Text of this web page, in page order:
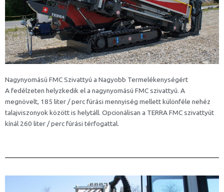
Nagynyomású FMC Szivattyú a Nagyobb Termelékenységért
A fedélzeten helyzkedik el a nagynyomású FMC szivattyú. A
megnövelt, 185 liter / perc fúrási mennyiség mellett különféle nehéz
talajviszonyok között is helytáll. Opcionálisan a TERRA FMC szivattyút
kínál 260 liter / perc fúrási térfogattal.